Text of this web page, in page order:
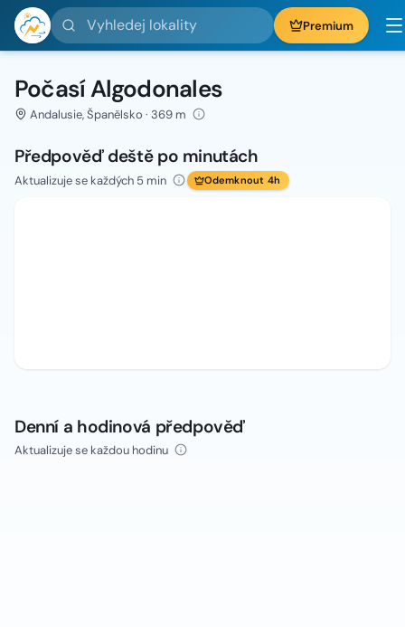
Vyhledej lokality Premium
Počasí Algodonales
Andalusie, Španělsko · 369 m
Předpověď deště po minutách
Aktualizuje se každých 5 min Odemknout 4h
Denní a hodinová předpověď
Aktualizuje se každou hodinu